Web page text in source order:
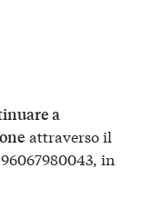
a
attraverso il
in